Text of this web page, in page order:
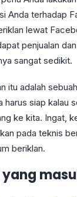
Anda terhadap
lewat
penjualan
sangat sedikit.
itu adalah
harus siap kalau
ke kita. Ingat,
pada teknis
beriklan.